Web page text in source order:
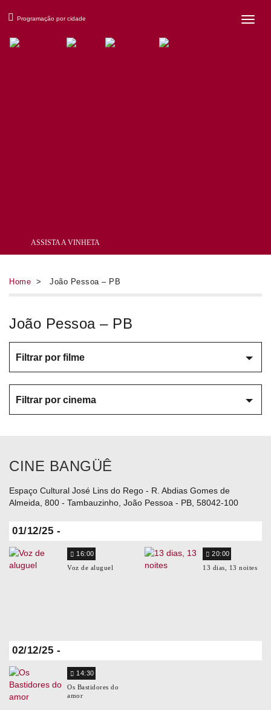
Programação por cidade
ASSISTA A VINHETA
Home > João Pessoa – PB
João Pessoa – PB
Filtrar por filme
Filtrar por cinema
CINE BANGÜÊ
Espaço Cultural José Lins do Rego - R. Abdias Gomes de
Almeida, 800 - Tambauzinho, João Pessoa - PB, 58042-100
01/12/25 -
16:00
Voz de aluguel
20:00
13 dias, 13 noites
02/12/25 -
14:30
Os Bastidores do
amor